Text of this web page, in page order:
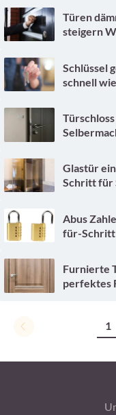
Türen
steigern
Schlüssel
schnell
Glastür
Schritt für
Abus
für-Schritt
Furnierte
perfektes
1